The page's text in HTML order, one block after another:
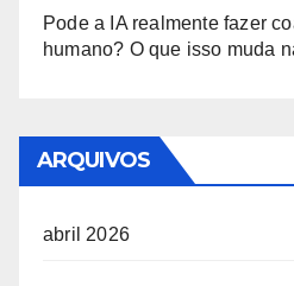
Pode a IA realmente fazer
humano? O que isso muda
ARQUIVOS
abril 2026